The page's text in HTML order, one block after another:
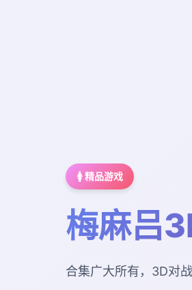
🚺 精品游戏
梅麻吕
合集广大所有，3D对